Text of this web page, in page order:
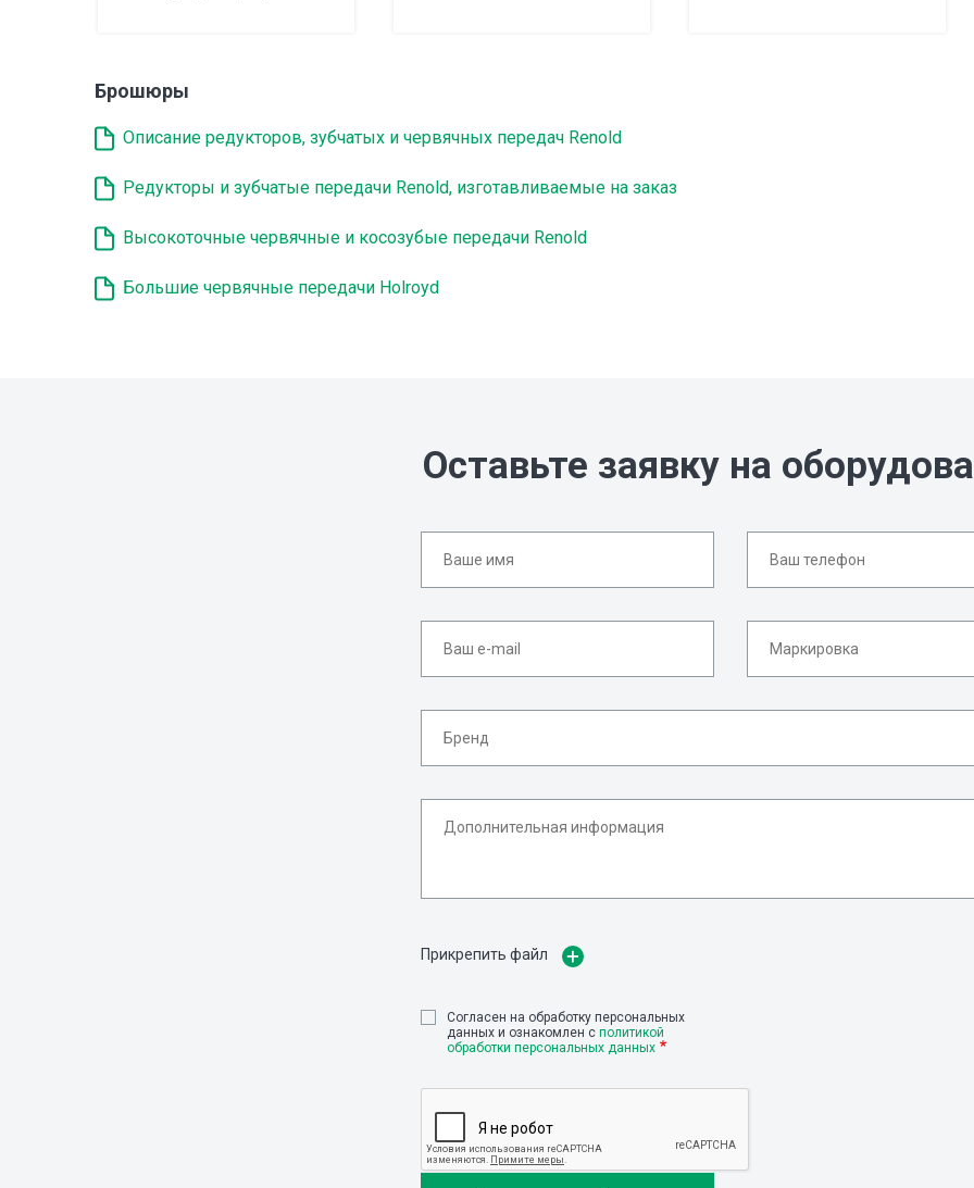
Брошюры
Описание редукторов, зубчатых и червячных передач Renold
Редукторы и зубчатые передачи Renold, изготавливаемые на заказ
Высокоточные червячные и косозубые передачи Renold
Большие червячные передачи Holroyd
Оставьте заявку на
Прикрепить файл
Cогласен на обработку персональных
данных и ознакомлен с политикой
обработки персональных данных